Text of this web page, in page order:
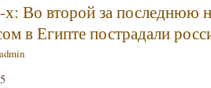
х: Во второй за последнюю
в Египте пострадали
admin